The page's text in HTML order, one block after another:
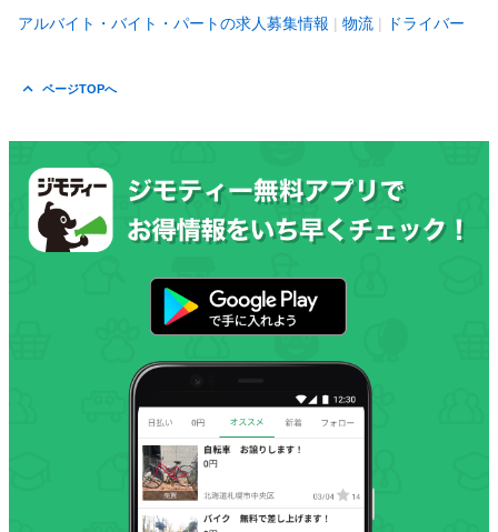
アルバイト・バイト・パートの求人募集情報 物流 ドライバー
ページTOPへ